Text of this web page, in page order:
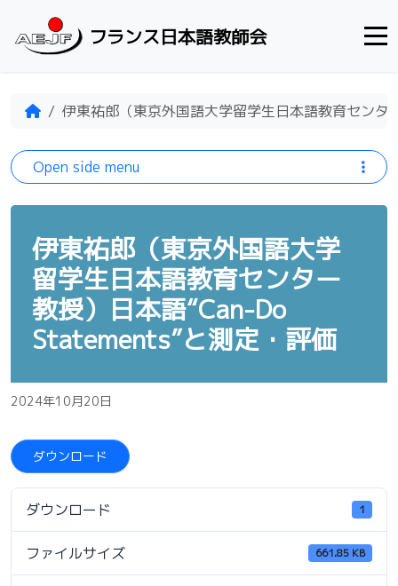
フランス日本語教師会
Home伊東祐郎（東京外国語大学留学生日本語教育セン
伊東祐郎（東京外国語大学
留学生日本語教育センター
教授）日本語“Can-Do
Statements”と測定・評価
2024年10月20日
ダウンロード
ダウンロード 1
ファイルサイズ 661.85 KB
Open side menu